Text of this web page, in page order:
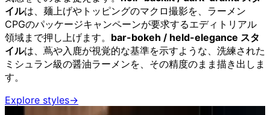
イルは、麺上げやトッピングのマクロ撮影を、ラーメン
CPGのパッケージキャンペーンが要求するエディトリアル
領域まで押し上げます。 bar-bokeh / held-elegance スタ
イルは、蔦や入鹿が視覚的な基準を示すような、洗練された
ミシュラン級の醤油ラーメンを、その精度のまま描き出しま
す。
Explore styles→